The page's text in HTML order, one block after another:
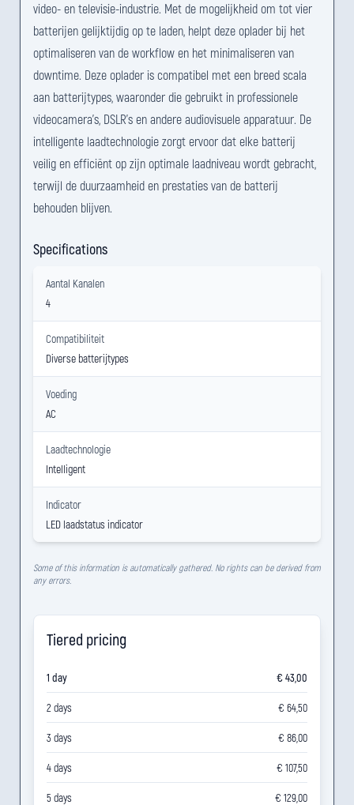
video- en televisie-industrie. Met de mogelijkheid om tot vier
batterijen gelijktijdig op te laden, helpt deze oplader bij het
optimaliseren van de workflow en het minimaliseren van
downtime. Deze oplader is compatibel met een breed scala
aan batterijtypes, waaronder die gebruikt in professionele
videocamera's, DSLR's en andere audiovisuele apparatuur. De
intelligente laadtechnologie zorgt ervoor dat elke batterij
veilig en efficiënt op zijn optimale laadniveau wordt gebracht,
terwijl de duurzaamheid en prestaties van de batterij
behouden blijven.
Specifications
Aantal Kanalen
4
Compatibiliteit
Diverse batterijtypes
Voeding
AC
Laadtechnologie
Intelligent
Indicator
LED laadstatus indicator
Some of this information is automatically gathered. No rights can be derived from
any errors.
Tiered pricing
1 day € 43,00
2 days € 64,50
3 days € 86,00
4 days € 107,50
5 days € 129,00